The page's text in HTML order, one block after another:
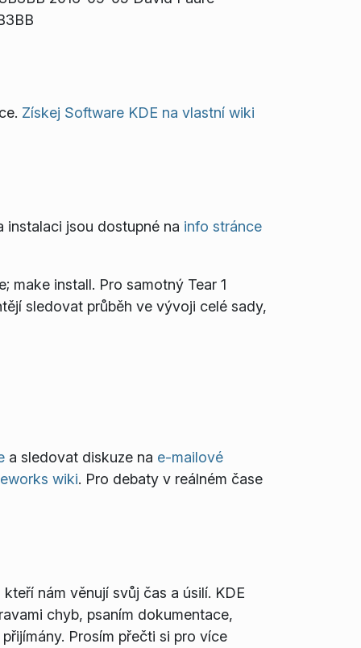
Získej Software KDE na vlastní wiki
instalaci jsou dostupné na info stránce
make install. Pro samotný Tear 1
sledovat průběh ve vývoji celé sady,
a sledovat diskuze na e-mailové
wiki. Pro debaty v reálném čase
nám věnují svůj čas a úsilí. KDE
chyb, psaním dokumentace,
Prosím přečti si pro více